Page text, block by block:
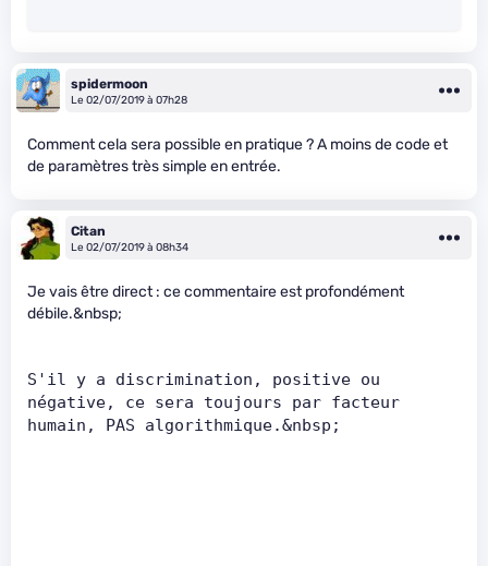
spidermoon
Le 02/07/2019 à 07h28
Comment cela sera possible en pratique ? A moins de code et
de paramètres très simple en entrée.
Citan
Le 02/07/2019 à 08h34
Je vais être direct : ce commentaire est profondément
débile.&nbsp;
S'il y a discrimination, positive ou
négative, ce sera toujours par facteur
humain, PAS algorithmique.&nbsp;